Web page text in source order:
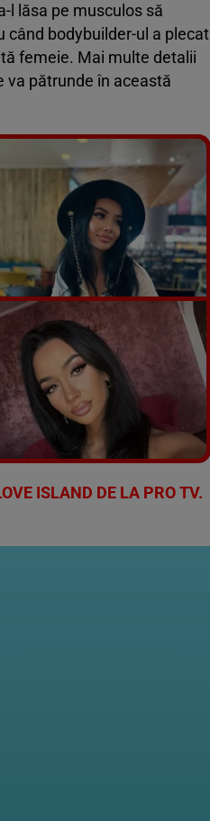
l lăsa pe musculos să
când bodybuilder-ul a plecat
femeie. Mai multe detalii
va pătrunde în această
galeria foto
6 poze
ISLAND DE LA PRO TV.